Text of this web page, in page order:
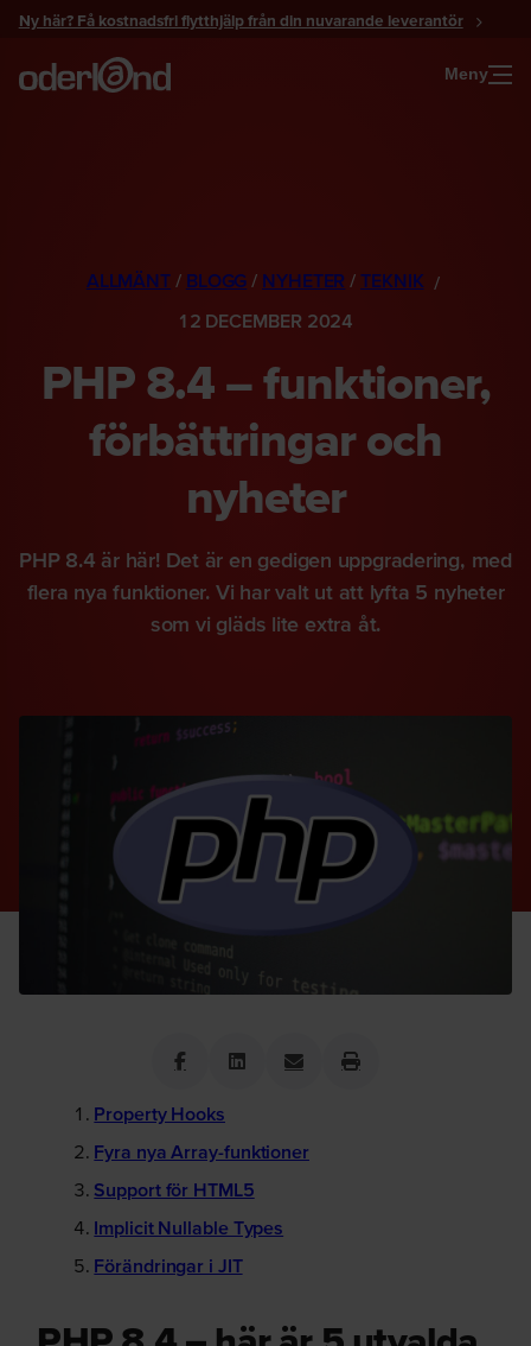
Gå
innehåll
Ny här? Få kostnadsfri flytthjälp från din nuvarande leverantör
Meny
ALLMÄNT / BLOGG / NYHETER /TEKNIK
12 DECEMBER 2024
PHP 8.4 – funktioner,
förbättringar och
nyheter
PHP 8.4 är här! Det är en gedigen uppgradering, med
flera nya funktioner. Vi har valt ut att lyfta 5 nyheter
som vi gläds lite extra åt.
Property Hooks
Fyra nya Array-funktioner
Support för HTML5
Implicit Nullable Types
Förändringar i JIT